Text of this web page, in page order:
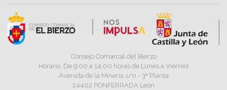
Consejo Comarcal del Bierzo
Horario: De 9,00 a 14,00 horas de Lunes a Viernes
Avenida de la Minería s/n - 3ª Planta
24402 PONFERRADA León